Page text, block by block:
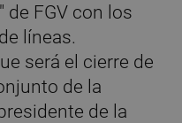
de FGV con los
líneas.
será el cierre de
de la
de la